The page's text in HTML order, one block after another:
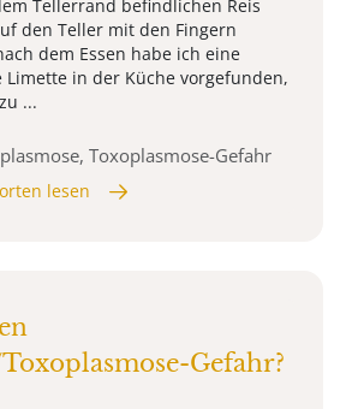
Tellerrand befindlichen Reis
den Teller mit den Fingern
dem Essen habe ich eine
in der Küche vorgefunden,
...
Toxoplasmose-Gefahr
lesen
Gefahr?